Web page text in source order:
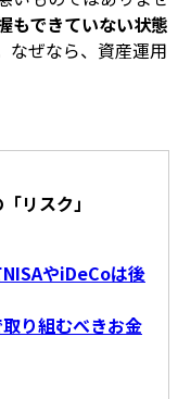
もできていない状態
なぜなら、資産運用
リスク」
NISAやiDeCoは後
り組むべきお金